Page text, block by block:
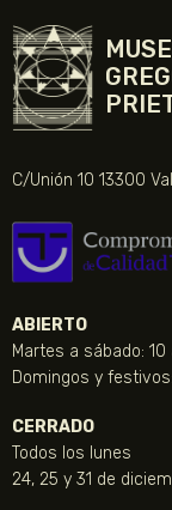
C/Unión 10 13300
ABIERTO
Martes a sábado: 10
Domingos y festivos:
CERRADO
Todos los lunes
24, 25 y 31 de